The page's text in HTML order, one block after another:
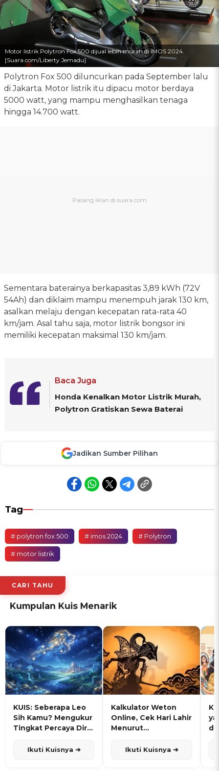
Motor listrik Polytron Fox 500 dijual lebih murah di IMOS 2024.
[Suara.com/Liberty Jemadu]
Polytron Fox 500 diluncurkan pada September lalu
di Jakarta. Motor listrik itu dipacu motor berdaya
5000 watt, yang mampu menghasilkan tenaga
hingga 14.700 watt.
Sementara baterainya berkapasitas 3,89 kWh (72V
54Ah) dan diklaim mampu menempuh jarak 130 km,
asalkan melaju dengan kecepatan rata-rata 40
km/jam. Asal tahu saja, motor listrik bongsor ini
memiliki kecepatan maksimal 130 km/jam.
Baca Juga
Honda Kenalkan Motor Listrik Murah,
Polytron Gratiskan Sewa Baterai
Jadikan Sumber Pilihan
Tag
# polytron fox 500 # imos 2024 # Polytron
# motor listrik
CARI TAHU
Kumpulan Kuis Menarik
KUIS: Seberapa Leo
Sih Kamu? Mengukur
Tingkat Percaya Diri
Ikuti Kuisnya ➔
Kalkulator Weton
Online, Cek Hari Lahir
Menurut
Ikuti Kuisnya ➔